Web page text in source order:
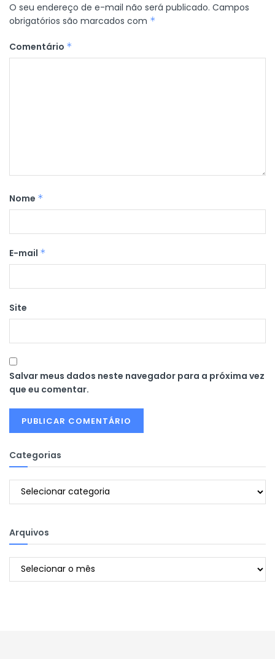
O seu endereço de e-mail não será publicado. Campos
obrigatórios são marcados com *
Comentário *
Nome *
E-mail *
Site
Salvar meus dados neste navegador para a próxima vez
que eu comentar.
Categorias
Categorias
Arquivos
Arquivos